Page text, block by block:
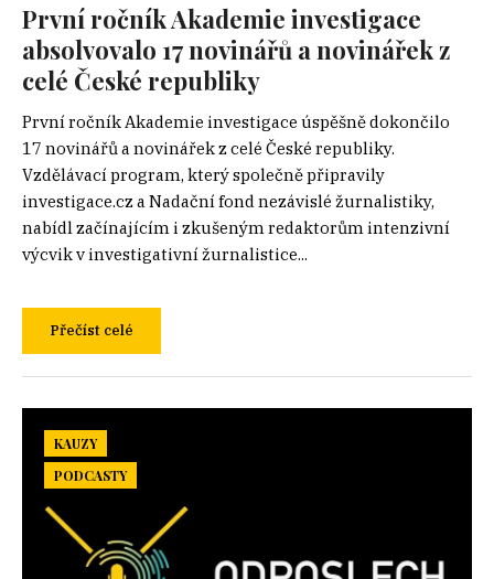
První ročník Akademie investigace
absolvovalo 17 novinářů a novinářek z
celé České republiky
První ročník Akademie investigace úspěšně dokončilo
17 novinářů a novinářek z celé České republiky.
Vzdělávací program, který společně připravily
investigace.cz a Nadační fond nezávislé žurnalistiky,
nabídl začínajícím i zkušeným redaktorům intenzivní
výcvik v investigativní žurnalistice...
Přečíst celé
KAUZY
PODCASTY